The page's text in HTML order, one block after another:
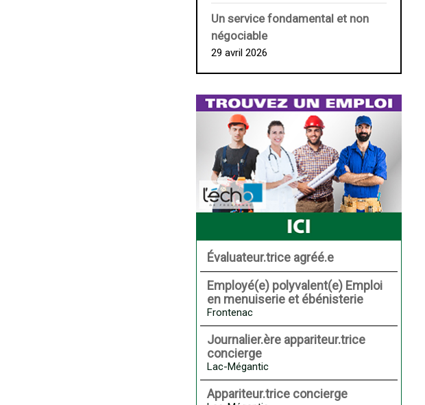
Un service fondamental et non
négociable
29 avril 2026
Évaluateur.trice agréé.e
Employé(e) polyvalent(e) Emploi
en menuiserie et ébénisterie
Frontenac
Journalier.ère appariteur.trice
concierge
Lac-Mégantic
Appariteur.trice concierge